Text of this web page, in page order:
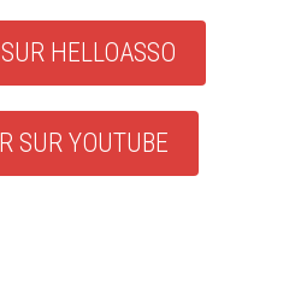
HELLOASSO
SUR YOUTUBE